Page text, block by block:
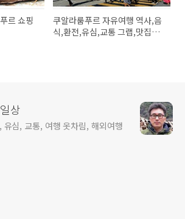
르 쇼핑
쿠알라룸푸르 자유여행 역사,음
식,환전,유심,교통 그랩,맛집음
상
유심, 교통, 여행 옷차림, 해외여행